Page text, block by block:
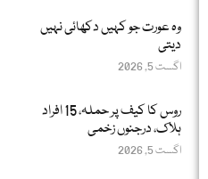
وہ عورت جو کہیں دکھائی نہیں
دیتی
اگست 5, 2026
روس کا کیف پر حملہ، 15 افراد
ہلاک، درجنوں زخمی
اگست 5, 2026